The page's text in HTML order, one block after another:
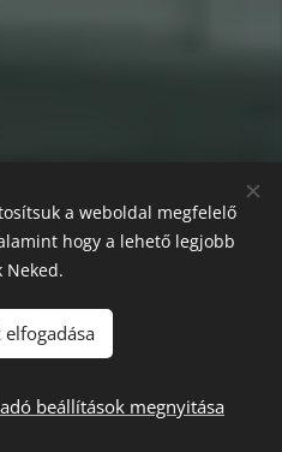
Stapler-Alex megbízásából
,Impresszum
működteti Sütik
a weboldal megfelelő
hogy a lehető legjobb
elfogadása
beállítások megnyitása